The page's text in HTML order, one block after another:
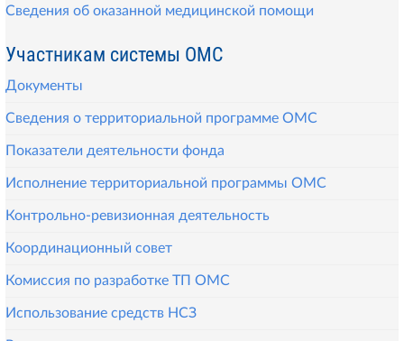
Сведения об оказанной медицинской помощи
Участникам системы ОМС
Документы
Сведения о территориальной программе ОМС
Показатели деятельности фонда
Исполнение территориальной программы ОМС
Контрольно-ревизионная деятельность
Координационный совет
Комиссия по разработке ТП ОМС
Использование средств НСЗ